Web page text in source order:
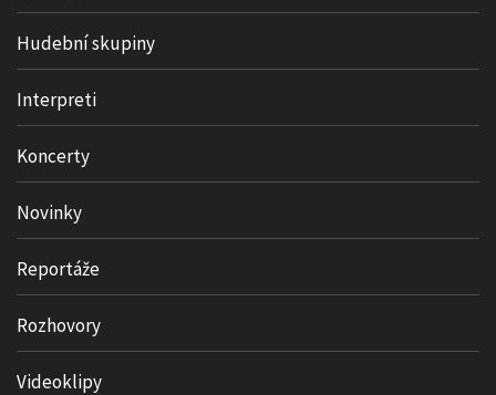
Hudební skupiny
Interpreti
Koncerty
Novinky
Reportáže
Rozhovory
Videoklipy